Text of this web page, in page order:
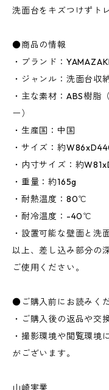
洗面台をキズつけずト
●商品の情報
・ブランド：
・ジャンル：洗面台収
・主な素材：ABS樹脂
ー）
・生産国：中国
・サイズ：約
・内寸サイズ：約
・重量：約165g
・耐熱温度：80℃
・耐冷温度：-40℃
・設置可能な壁面と洗
以上、差し込み部分の
ご使用ください。
●ご購入前にお読みく
・ご購入後の返品や交
・撮影環境や閲覧環境
がございます。
山崎実業